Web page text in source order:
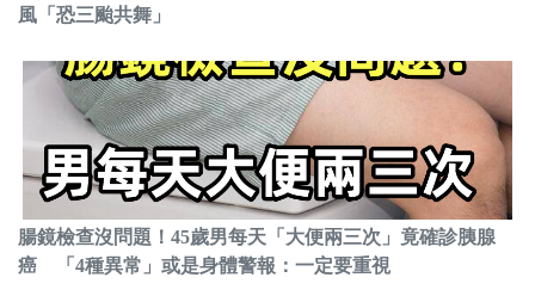
風「恐三颱共舞」
腸鏡檢查沒問題！45歲男每天「大便兩三次」竟確診胰腺
癌 「4種異常」或是身體警報：一定要重視